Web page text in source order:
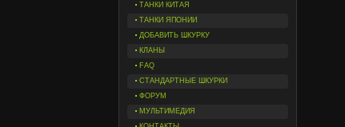
ТАНКИ КИТАЯ
ТАНКИ ЯПОНИИ
ДОБАВИТЬ ШКУРКУ
КЛАНЫ
FAQ
СТАНДАРТНЫЕ ШКУРКИ
ФОРУМ
МУЛЬТИМЕДИЯ